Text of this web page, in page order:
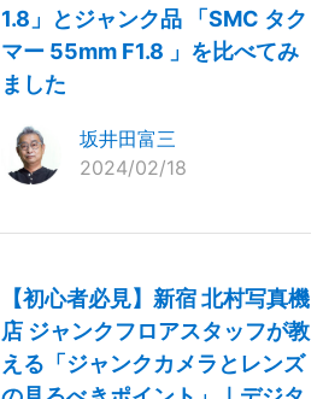
1.8」とジャンク品 「SMC タク
マー 55mm F1.8 」を比べてみ
ました
坂井田富三
2024/02/18
【初心者必見】新宿 北村写真機
店 ジャンクフロアスタッフが教
える「ジャンクカメラとレンズ